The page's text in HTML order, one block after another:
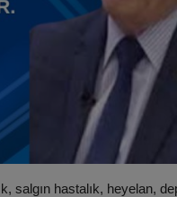
salgın hastalık, heyelan,